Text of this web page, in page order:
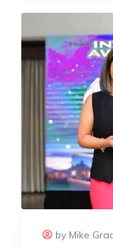
by Mike